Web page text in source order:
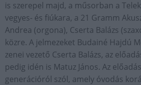
is szerepel majd, a műsorban a
vegyes- és fiúkara, a 21 Gramm
Andrea (orgona), Cserta Balázs
közre. A jelmezeket Budainé Hajdú
zenei vezető Cserta Balázs, az
pedig idén is Matuz János. Az
generációról szól, amely óvodás